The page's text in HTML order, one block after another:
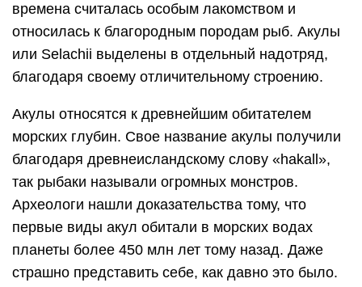
времена считалась особым лакомством и
относилась к благородным породам рыб. Акулы
или Selachii выделены в отдельный надотряд,
благодаря своему отличительному строению.
Акулы относятся к древнейшим обитателем
морских глубин. Свое название акулы получили
благодаря древнеисландскому слову «hаkall»,
так рыбаки называли огромных монстров.
Археологи нашли доказательства тому, что
первые виды акул обитали в морских водах
планеты более 450 млн лет тому назад. Даже
страшно представить себе, как давно это было.